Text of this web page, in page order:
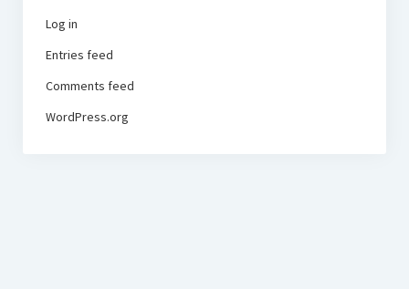
Log in
Entries feed
Comments feed
WordPress.org